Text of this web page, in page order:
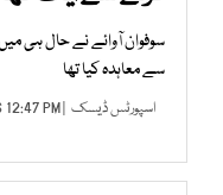
سوفوان آوائے نے حال ہی
سے معاہدہ کیا تھا
اسپورٹس ڈیسک | AUG 06, 2026 12:47 PM |